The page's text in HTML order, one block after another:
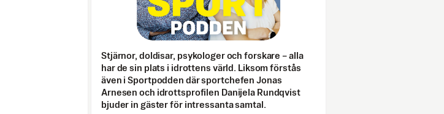
Stjärnor, doldisar, psykologer och forskare – alla
har de sin plats i idrottens värld. Liksom förstås
även i Sportpodden där sportchefen Jonas
Arnesen och idrottsprofilen Danijela Rundqvist
bjuder in gäster för intressanta samtal.